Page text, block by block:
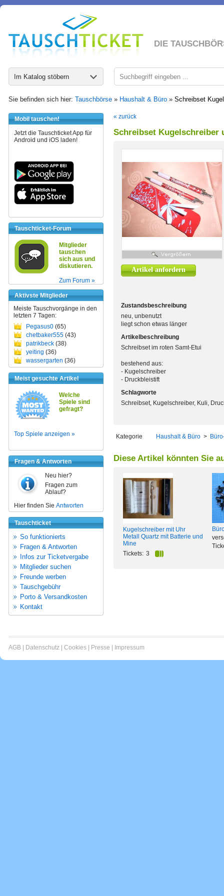
DIE
Im Katalog stöbern
Sie befinden sich hier: Tauschbörse » Haushalt & Büro » Schreibset
Mobil tauschen!
Jetzt die Tauschticket App für
Android und iOS laden!
Tauschticket-Forum
Mitglieder
tauschen
sich aus und
diskutieren.
Zum Forum »
Aktivste Mitglieder
Meiste Tauschvorgänge in den
letzten 7 Tagen:
Pegasus0 (65)
chetbaker555 (43)
patrikbeck (38)
yeiting (36)
wassergarten (36)
Meist gesuchte Artikel
Welche
Spiele sind
gefragt?
Top Spiele anzeigen »
Fragen & Antworten
Neu hier?
Fragen zum
Ablauf?
Hier finden Sie Antworten
Tauschticket
So funktionierts
Fragen & Antworten
Infos zur Ticketvergabe
Mitglieder suchen
Freunde werben
Tauschgebühr
Porto & Versandkosten
Kontakt
« zurück
Schreibset Kugelschreiber
Artikel anfordern
Zustandsbeschreibung
neu, unbenutzt
liegt schon etwas länger
Artikelbeschreibung
Schreibset im roten Samt-Etui
bestehend aus:
- Kugelschreiber
- Druckbleistift
Schlagworte
Schreibset, Kugelschreiber, Kuli,
Kategorie Haushalt & Büro >
Diese Artikel könnten Sie
Kugelschreiber mit Uhr
Metall Quartz mit Batterie und
Mine
Tickets: 3
AGB Datenschutz Cookies Presse Impressum